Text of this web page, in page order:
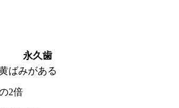
永久歯
ばみがある
2倍